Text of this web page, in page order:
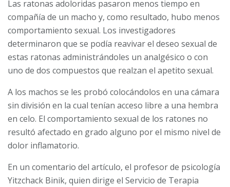
Las ratonas adoloridas pasaron menos tiempo en
compañía de un macho y, como resultado, hubo menos
comportamiento sexual. Los investigadores
determinaron que se podía reavivar el deseo sexual de
estas ratonas administrándoles un analgésico o con
uno de dos compuestos que realzan el apetito sexual.
A los machos se les probó colocándolos en una cámara
sin división en la cual tenían acceso libre a una hembra
en celo. El comportamiento sexual de los ratones no
resultó afectado en grado alguno por el mismo nivel de
dolor inflamatorio.
En un comentario del artículo, el profesor de psicología
Yitzchack Binik, quien dirige el Servicio de Terapia